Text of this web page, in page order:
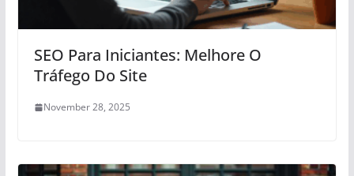
SEO Para Iniciantes: Melhore O
Tráfego Do Site
November 28, 2025